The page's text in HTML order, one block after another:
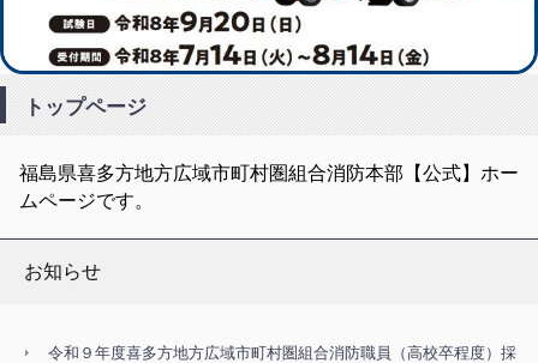
トップページ
福島県喜多方地方広域市町村圏組合消防本部【公式】ホー
ムページです。
お知らせ
令和９年度喜多方地方広域市町村圏組合消防職員（高校卒程度）採